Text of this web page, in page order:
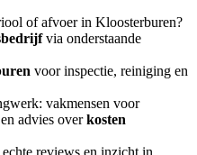
of afvoer in Kloosterburen?
via onderstaande
voor inspectie, reiniging en
vakmensen voor
advies overkosten
reviews en inzicht in